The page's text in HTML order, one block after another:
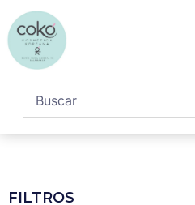
FILTROS